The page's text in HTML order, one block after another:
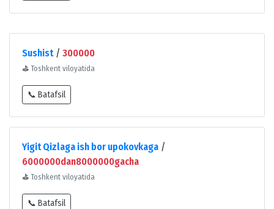
Sushist/ 300000
⛳ Toshkent viloyatida
📞 Batafsil
Yigit Qizlaga ish bor upokovkaga /
6000000dan8000000gacha
⛳ Toshkent viloyatida
📞 Batafsil